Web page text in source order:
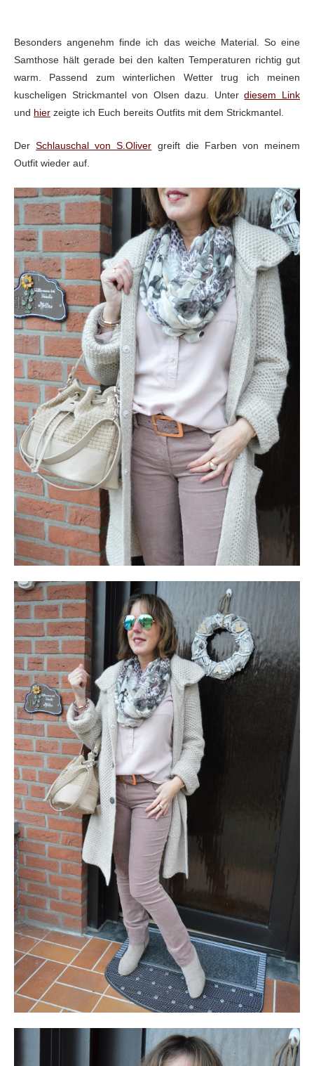
Besonders angenehm finde ich das weiche Material. So eine
Samthose hält gerade bei den kalten Temperaturen richtig gut
warm. Passend zum winterlichen Wetter trug ich meinen
kuscheligen Strickmantel von Olsen dazu. Unterdiesem Link
und hier zeigte ich Euch bereits Outfits mit dem Strickmantel.
DerSchlauschal von S.Oliver greift die Farben von meinem
Outfit wieder auf.